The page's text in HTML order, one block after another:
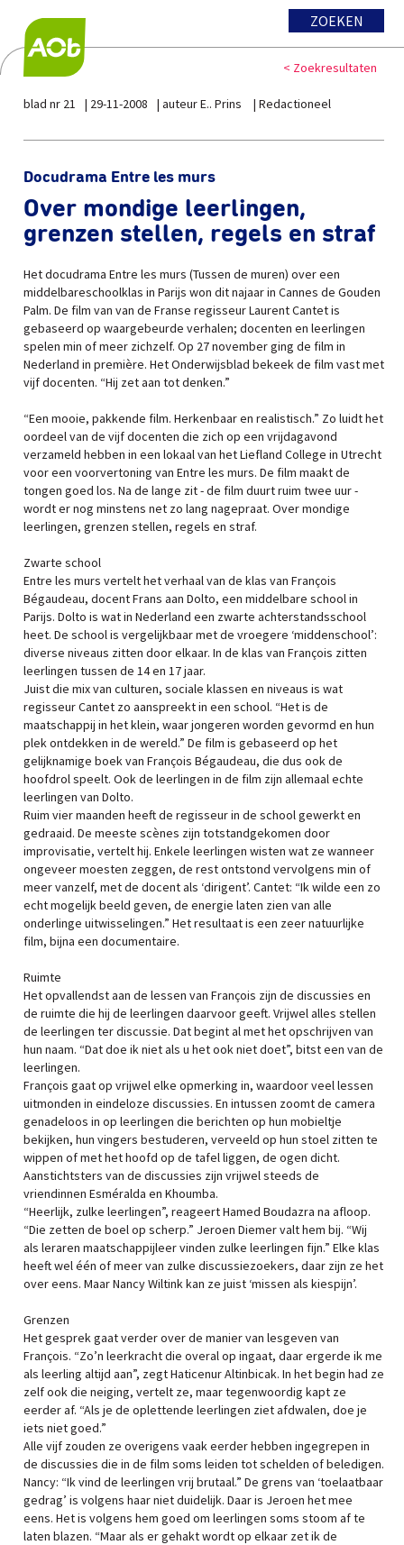
ZOEKEN
< Zoekresultaten
blad nr 21 29-11-2008 auteur E.. Prins Redactioneel
Docudrama Entre les murs
Over mondige leerlingen,
grenzen stellen, regels en straf
Het docudrama Entre les murs (Tussen de muren) over een
middelbareschoolklas in Parijs won dit najaar in Cannes de Gouden
Palm. De film van van de Franse regisseur Laurent Cantet is
gebaseerd op waargebeurde verhalen; docenten en leerlingen
spelen min of meer zichzelf. Op 27 november ging de film in
Nederland in première. Het Onderwijsblad bekeek de film vast met
vijf docenten. “Hij zet aan tot denken.”
“Een mooie, pakkende film. Herkenbaar en realistisch.” Zo luidt het
oordeel van de vijf docenten die zich op een vrijdagavond
verzameld hebben in een lokaal van het Liefland College in Utrecht
voor een voorvertoning van Entre les murs. De film maakt de
tongen goed los. Na de lange zit - de film duurt ruim twee uur -
wordt er nog minstens net zo lang nagepraat. Over mondige
leerlingen, grenzen stellen, regels en straf.
Zwarte school
Entre les murs vertelt het verhaal van de klas van François
Bégaudeau, docent Frans aan Dolto, een middelbare school in
Parijs. Dolto is wat in Nederland een zwarte achterstandsschool
heet. De school is vergelijkbaar met de vroegere ‘middenschool’:
diverse niveaus zitten door elkaar. In de klas van François zitten
leerlingen tussen de 14 en 17 jaar.
Juist die mix van culturen, sociale klassen en niveaus is wat
regisseur Cantet zo aanspreekt in een school. “Het is de
maatschappij in het klein, waar jongeren worden gevormd en hun
plek ontdekken in de wereld.” De film is gebaseerd op het
gelijknamige boek van François Bégaudeau, die dus ook de
hoofdrol speelt. Ook de leerlingen in de film zijn allemaal echte
leerlingen van Dolto.
Ruim vier maanden heeft de regisseur in de school gewerkt en
gedraaid. De meeste scènes zijn totstandgekomen door
improvisatie, vertelt hij. Enkele leerlingen wisten wat ze wanneer
ongeveer moesten zeggen, de rest ontstond vervolgens min of
meer vanzelf, met de docent als ‘dirigent’. Cantet: “Ik wilde een zo
echt mogelijk beeld geven, de energie laten zien van alle
onderlinge uitwisselingen.” Het resultaat is een zeer natuurlijke
film, bijna een documentaire.
Ruimte
Het opvallendst aan de lessen van François zijn de discussies en
de ruimte die hij de leerlingen daarvoor geeft. Vrijwel alles stellen
de leerlingen ter discussie. Dat begint al met het opschrijven van
hun naam. “Dat doe ik niet als u het ook niet doet”, bitst een van de
leerlingen.
François gaat op vrijwel elke opmerking in, waardoor veel lessen
uitmonden in eindeloze discussies. En intussen zoomt de camera
genadeloos in op leerlingen die berichten op hun mobieltje
bekijken, hun vingers bestuderen, verveeld op hun stoel zitten te
wippen of met het hoofd op de tafel liggen, de ogen dicht.
Aanstichtsters van de discussies zijn vrijwel steeds de
vriendinnen Esméralda en Khoumba.
“Heerlijk, zulke leerlingen”, reageert Hamed Boudazra na afloop.
“Die zetten de boel op scherp.” Jeroen Diemer valt hem bij. “Wij
als leraren maatschappijleer vinden zulke leerlingen fijn.” Elke klas
heeft wel één of meer van zulke discussiezoekers, daar zijn ze het
over eens. Maar Nancy Wiltink kan ze juist ‘missen als kiespijn’.
Grenzen
Het gesprek gaat verder over de manier van lesgeven van
François. “Zo’n leerkracht die overal op ingaat, daar ergerde ik me
als leerling altijd aan”, zegt Haticenur Altinbicak. In het begin had ze
zelf ook die neiging, vertelt ze, maar tegenwoordig kapt ze
eerder af. “Als je de oplettende leerlingen ziet afdwalen, doe je
iets niet goed.”
Alle vijf zouden ze overigens vaak eerder hebben ingegrepen in
de discussies die in de film soms leiden tot schelden of beledigen.
Nancy: “Ik vind de leerlingen vrij brutaal.” De grens van ‘toelaatbaar
gedrag’ is volgens haar niet duidelijk. Daar is Jeroen het mee
eens. Het is volgens hem goed om leerlingen soms stoom af te
laten blazen. “Maar als er gehakt wordt op elkaar zet ik de